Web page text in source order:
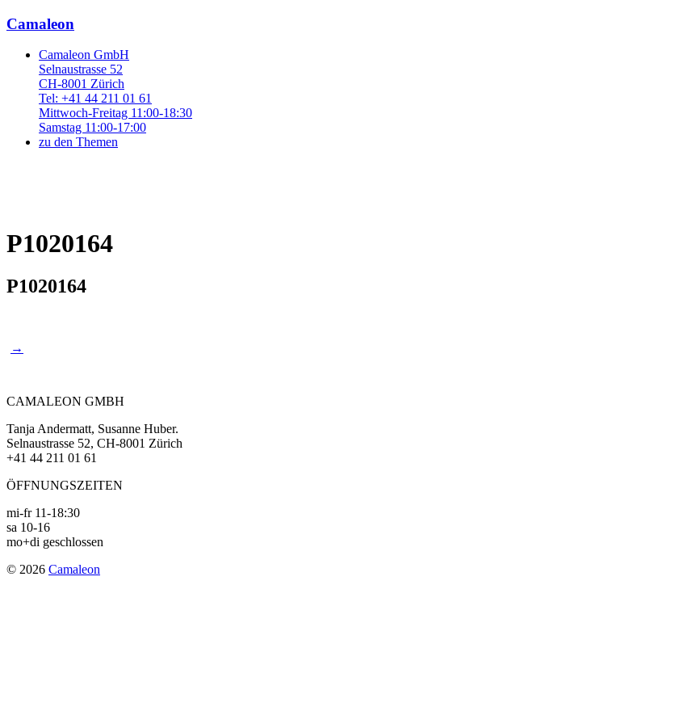
Camaleon
Camaleon GmbH
Selnaustrasse 52
CH-8001 Zürich
Tel: +41 44 211 01 61
Mittwoch-Freitag 11:00-18:30
Samstag 11:00-17:00
zu den Themen
P1020164
P1020164
Post
→
CAMALEON GMBH
Tanja Andermatt, Susanne Huber.
Selnaustrasse 52, CH-8001 Zürich
+41 44 211 01 61
ÖFFNUNGSZEITEN
mi-fr 11-18:30
sa 10-16
mo+di geschlossen
© 2026 Camaleon